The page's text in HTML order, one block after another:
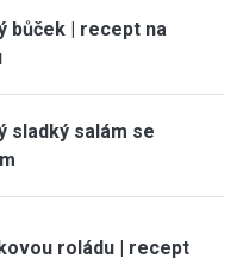
bůček | recept na
sladký salám se
roládu | recept